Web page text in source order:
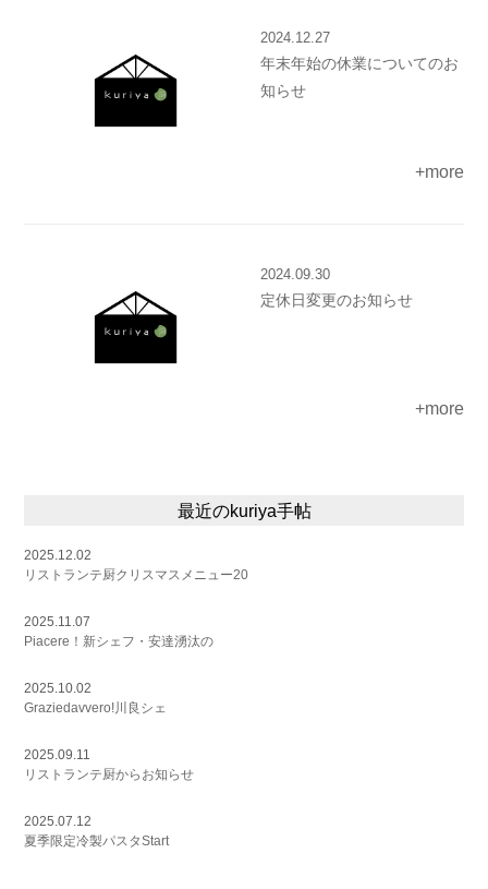
2024.12.27
年末年始の休業についてのお
知らせ
+more
2024.09.30
定休日変更のお知らせ
+more
最近のkuriya手帖
2025.12.02
リストランテ厨クリスマスメニュー20
2025.11.07
Piacere！新シェフ・安達湧汰の
2025.10.02
Graziedavvero!川良シェ
2025.09.11
リストランテ厨からお知らせ
2025.07.12
夏季限定冷製パスタStart